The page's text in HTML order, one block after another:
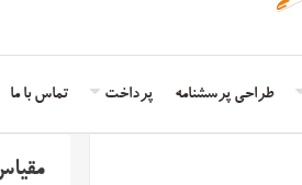
طراحی پرسشنامه پرداخت تماس با ما